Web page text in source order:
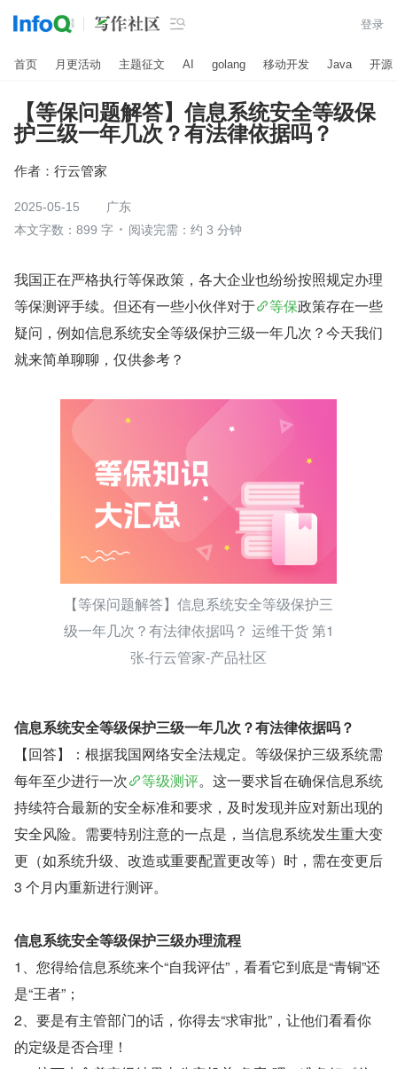
 登录
首页 月更活动 主题征文 AI golang 移动开发 Java 开源
【等保问题解答】信息系统安全等级保
护三级一年几次？有法律依据吗？
作者： 行云管家
2025-05-15
广东
本文字数：899 字
阅读完需：约 3 分钟
我国正在严格执行等保政策，各大企业也纷纷按照规定办理
等保测评手续。但还有一些小伙伴对于
等保政策存在一些
疑问，例如信息系统安全等级保护三级一年几次？今天我们
就来简单聊聊，仅供参考？
【等保问题解答】信息系统安全等级保护三
级一年几次？有法律依据吗？ 运维干货 第1
张-行云管家-产品社区
信息系统安全等级保护三级一年几次？有法律依据吗？
【回答】：根据我国网络安全法规定。等级保护三级系统需
每年至少进行一次
等级测评。这一要求旨在确保信息系统
持续符合最新的安全标准和要求，及时发现并应对新出现的
安全风险。需要特别注意的一点是，当信息系统发生重大变
更（如系统升级、改造或重要配置更改等）时，需在变更后
3 个月内重新进行测评。
信息系统安全等级保护三级办理流程
1、您得给信息系统来个“自我评估”，看看它到底是“青铜”还
是“王者”；
2、要是有主管部门的话，你得去“求审批”，让他们看看你
的定级是否合理！